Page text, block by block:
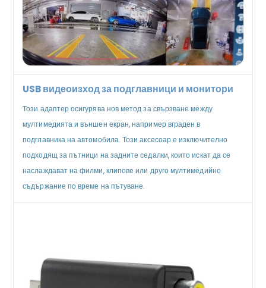
USB видеоизход за подглавници и монитори
Този адаптер осигурява нов метод за свързване между
мултимедията и външен екран, например вграден в
подглавника на автомобила. Този аксесоар е изключително
подходящ за пътници на задните седалки, които искат да се
наслаждават на филми, клипове или друго мултимедийно
съдържание по време на пътуване.